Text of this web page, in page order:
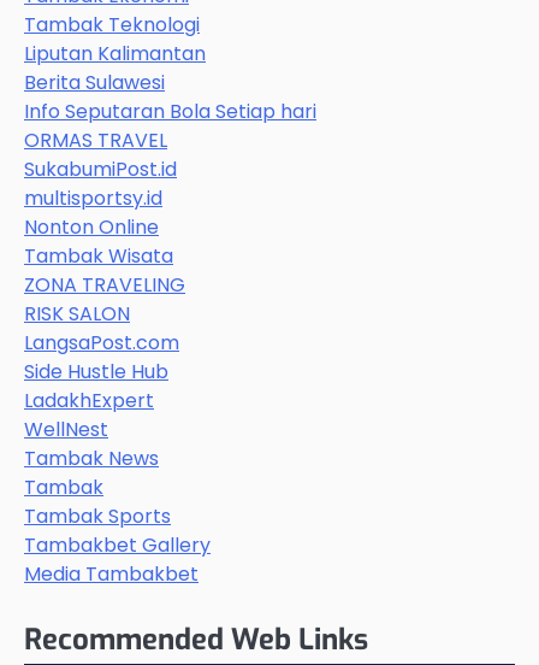
Tambak Teknologi
Liputan Kalimantan
Berita Sulawesi
Info Seputaran Bola Setiap hari
ORMAS TRAVEL
SukabumiPost.id
multisportsy.id
Nonton Online
Tambak Wisata
ZONA TRAVELING
RISK SALON
LangsaPost.com
Side Hustle Hub
LadakhExpert
WellNest
Tambak News
Tambak
Tambak Sports
Tambakbet Gallery
Media Tambakbet
Recommended Web Links